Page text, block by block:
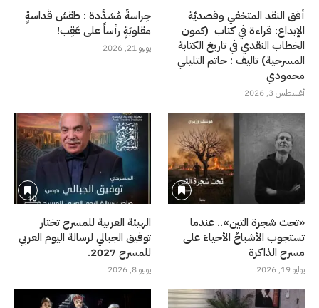
أفق النقد المتخفي وقصديّة
الإبداع: قراءة في كتاب (كمون
الخطاب النقدي في تاريخ الكتابة
المسرحية) تاليف : حاتم التليلي
محمودي
أغسطس 3, 2026
حِراسةٌ مُشدَّدة : طقسُ قَداسةٍ
مقلوبَةٍ رأساً على عَقِب!
يوليو 21, 2026
«تحت شجرة التين».. عندما
تستجوب الأشباحُ الأحياءَ على
مسرح الذاكرة
يوليو 19, 2026
الهيئة العربية للمسرح تختار
توفيق الجبالي لرسالة اليوم العربي
للمسرح 2027.
يوليو 8, 2026